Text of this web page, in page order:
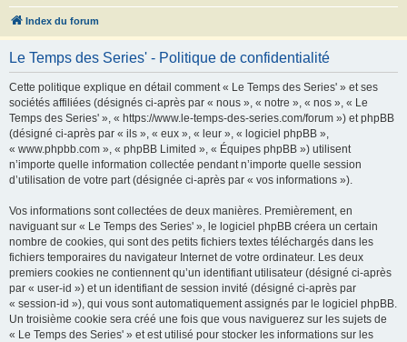
Index du forum
Le Temps des Series' - Politique de confidentialité
Cette politique explique en détail comment « Le Temps des Series' » et ses
sociétés affiliées (désignés ci-après par « nous », « notre », « nos », « Le
Temps des Series' », « https://www.le-temps-des-series.com/forum ») et phpBB
(désigné ci-après par « ils », « eux », « leur », « logiciel phpBB »,
« www.phpbb.com », « phpBB Limited », « Équipes phpBB ») utilisent
n’importe quelle information collectée pendant n’importe quelle session
d’utilisation de votre part (désignée ci-après par « vos informations »).
Vos informations sont collectées de deux manières. Premièrement, en
naviguant sur « Le Temps des Series' », le logiciel phpBB créera un certain
nombre de cookies, qui sont des petits fichiers textes téléchargés dans les
fichiers temporaires du navigateur Internet de votre ordinateur. Les deux
premiers cookies ne contiennent qu’un identifiant utilisateur (désigné ci-après
par « user-id ») et un identifiant de session invité (désigné ci-après par
« session-id »), qui vous sont automatiquement assignés par le logiciel phpBB.
Un troisième cookie sera créé une fois que vous naviguerez sur les sujets de
« Le Temps des Series' » et est utilisé pour stocker les informations sur les